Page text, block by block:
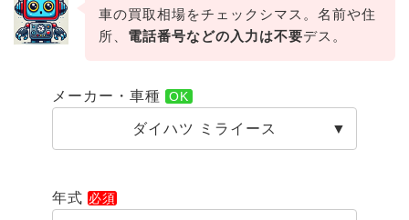
車の買取相場をチェックシマス。名前や住
所、 電話番号などの入力は不要デス。
メーカー・車種
ダイハツ ミライース
年式